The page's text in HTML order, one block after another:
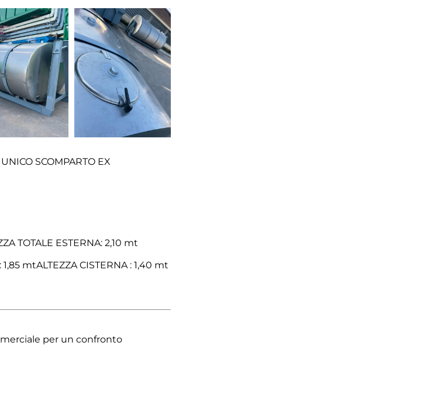
SCOMPARTO EX
TOTALE ESTERNA: 2,10 mt
mtALTEZZA CISTERNA : 1,40 mt
per un confronto